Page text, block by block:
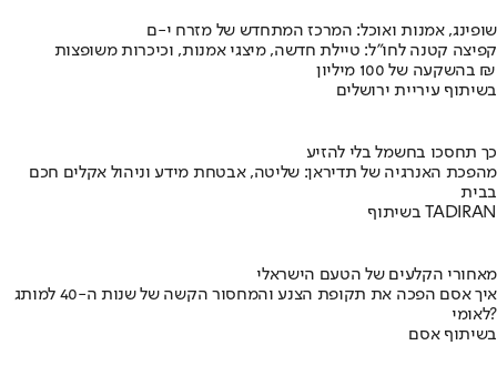
שופינג, אמנות ואוכל: המרכז המתחדש של מזרח י-ם
קפיצה קטנה לחו"ל: טיילת חדשה, מיצגי אמנות, וכיכרות משופצות
בהשקעה של 100 מיליון ₪
בשיתוף עיריית ירושלים
כך תחסכו בחשמל בלי להזיע
מהפכת האנרגיה של תדיראן: שליטה, אבטחת מידע וניהול אקלים חכם
בבית
בשיתוף TADIRAN
מאחורי הקלעים של הטעם הישראלי
איך אסם הפכה את תקופת הצנע והמחסור הקשה של שנות ה-40 למותג
לאומי?
בשיתוף אסם